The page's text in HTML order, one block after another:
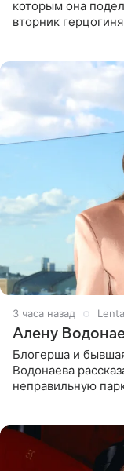
которым она
вторник
3 часа назад
Алену
Блогерша и
Водонаева
неправильную